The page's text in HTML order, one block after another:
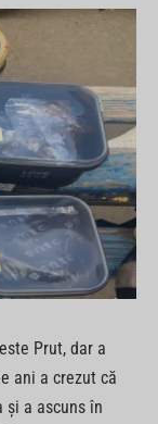
Prut, dar a
ani a crezut că
a ascuns în